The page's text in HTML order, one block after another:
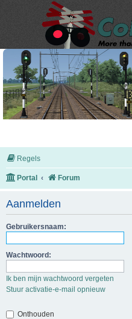
Regels
Portal Forum
Aanmelden
Gebruikersnaam:
Wachtwoord:
Ik ben mijn wachtwoord vergeten
Stuur activatie-e-mail opnieuw
Onthouden